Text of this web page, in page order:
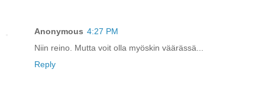
Anonymous 4:27 PM
Niin reino. Mutta voit olla myöskin väärässä...
Reply